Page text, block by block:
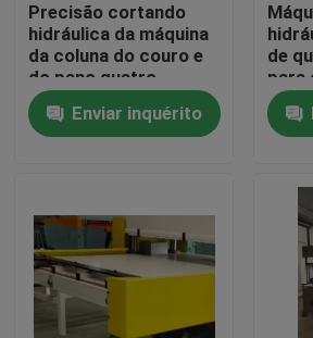
Contacte-nos
Peça umas citações
Máquina cortando da imprensa
Máquina de corte hidráulica do
Precisão cortando
hidráulica da máquina
da coluna do couro e
do pano quatro
Enviar inquérito
de
para